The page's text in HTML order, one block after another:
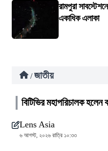
রামপুরা
একাধিক এলাকা
/ জাতীয়
বিটিভির মহাপরিচালক হলেন
Lens Asia
৬ আগস্ট, ২০২৬ রাত্রি ১০:৩৩